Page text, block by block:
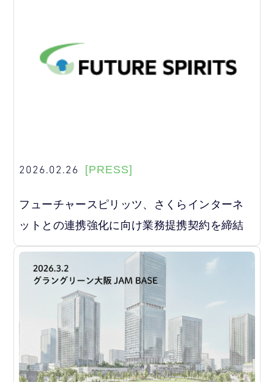
2026.02.26 [PRESS]
フューチャースピリッツ、さくらインターネ
ットとの連携強化に向け業務提携契約を締結